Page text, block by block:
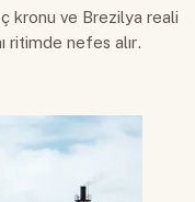
kronu ve Brezilya reali
ritimde nefes alır.